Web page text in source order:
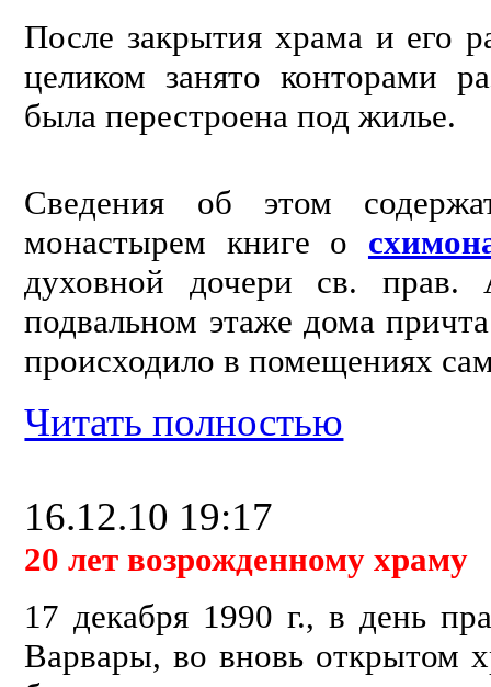
После закрытия храма и его
целиком занято конторами
была перестроена под жилье.
Сведения об этом
монастырем книге о
духовной дочери св. прав.
подвальном этаже дома
происходило в помещениях
Читать полностью
16.12.10 19:17
20 лет возрожденному храму
17 декабря 1990 г., в день
Варвары, во вновь открытом